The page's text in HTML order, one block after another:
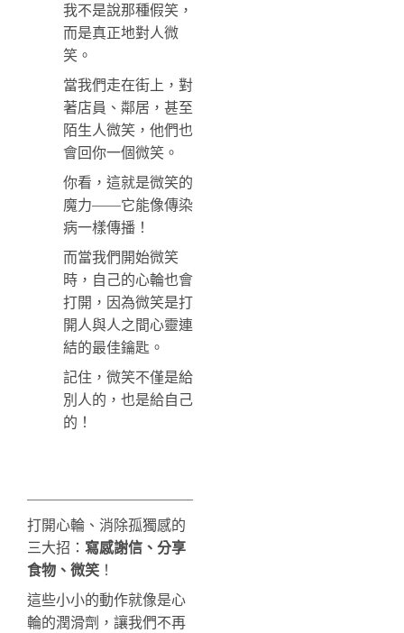
我不是說那種假笑，
而是真正地對人微
笑。
當我們走在街上，對
著店員、鄰居，甚至
陌生人微笑，他們也
會回你一個微笑。
你看，這就是微笑的
魔力——它能像傳染
病一樣傳播！
而當我們開始微笑
時，自己的心輪也會
打開，因為微笑是打
開人與人之間心靈連
結的最佳鑰匙。
記住，微笑不僅是給
別人的，也是給自己
的！
打開心輪、消除孤獨感的
三大招： 寫感謝信、分享
食物、微笑 ！
這些小小的動作就像是心
輪的潤滑劑，讓我們不再